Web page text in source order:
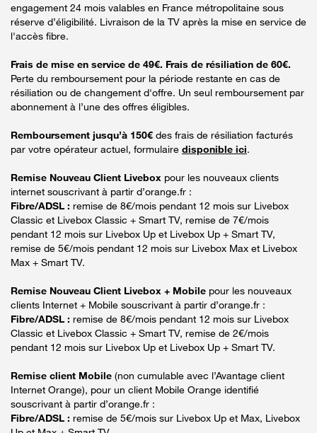
engagement 24 mois valables en France métropolitaine sous
réserve d’éligibilité. Livraison de la TV après la mise en service de
l'accès fibre.
Frais de mise en service de 49€. Frais de résiliation de 60€.
Perte du remboursement pour la période restante en cas de
résiliation ou de changement d'offre. Un seul remboursement par
abonnement à l’une des offres éligibles.
Remboursement jusqu’à 150€ des frais de résiliation facturés
par votre opérateur actuel, formulaire disponible ici.
Remise Nouveau Client Livebox pour les nouveaux clients
internet souscrivant à partir d’orange.fr :
Fibre/ADSL : remise de 8€/mois pendant 12 mois sur Livebox
Classic et Livebox Classic + Smart TV, remise de 7€/mois
pendant 12 mois sur Livebox Up et Livebox Up + Smart TV,
remise de 5€/mois pendant 12 mois sur Livebox Max et Livebox
Max + Smart TV.
Remise Nouveau Client Livebox + Mobile pour les nouveaux
clients Internet + Mobile souscrivant à partir d’orange.fr :
Fibre/ADSL : remise de 8€/mois pendant 12 mois sur Livebox
Classic et Livebox Classic + Smart TV, remise de 2€/mois
pendant 12 mois sur Livebox Up et Livebox Up + Smart TV.
Remise client Mobile (non cumulable avec l’Avantage client
Internet Orange), pour un client Mobile Orange identifié
souscrivant à partir d’orange.fr :
Fibre/ADSL : remise de 5€/mois sur Livebox Up et Max, Livebox